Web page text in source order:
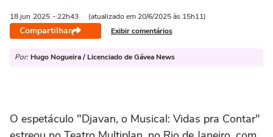
18 jun 2025 - 22h43 (atualizado em 20/6/2025 às 15h11)
Compartilhar Exibir comentários
Por: Hugo Nogueira / Licenciado de Gávea News
O espetáculo "Djavan, o Musical: Vidas pra Contar"